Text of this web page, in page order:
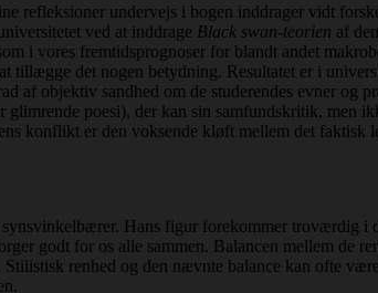
refleksioner undervejs i bogen inddrager vidt
ved at inddrage Black swan-teorien af
i vores fremtidsprognoser for blandt andet
det nogen betydning. Resultatet er i
af objektiv sandhed om de studerendes evner og
poesi), der kan sin samfundskritik, men
konflikt er den voksende kløft mellem det faktisk
Hans figur forekommer troværdig
godt for os alle sammen. Balancen mellem de
Stilistisk renhed og den nævnte balance kan ofte